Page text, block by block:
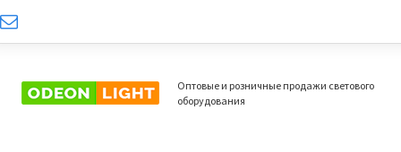
Оптовые и розничные продажи светового
оборудования